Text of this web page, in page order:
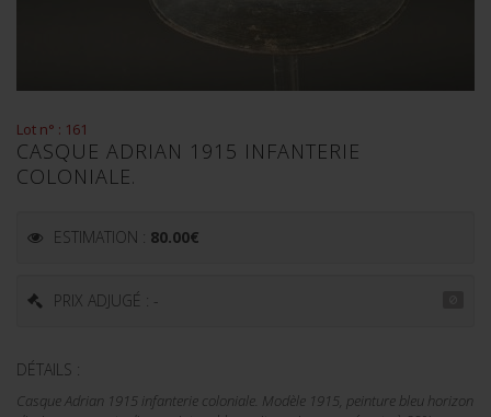
Lot n° : 161
CASQUE ADRIAN 1915 INFANTERIE
COLONIALE.
ESTIMATION : 80.00€
PRIX ADJUGÉ : -
DÉTAILS :
Casque Adrian 1915 infanterie coloniale. Modèle 1915, peinture bleu horizon